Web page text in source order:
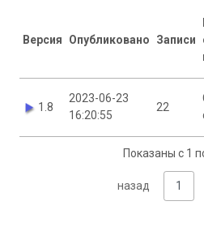
Версия Опубликовано Записи
1.8
2023-06-23
16:20:55
22
Показаны с 1
назад 1